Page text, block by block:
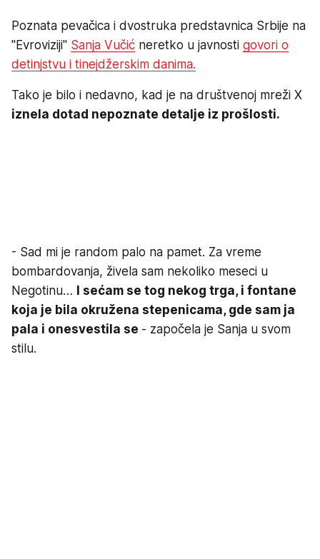
Poznata pevačica i dvostruka predstavnica Srbije na
"Evroviziji" Sanja Vučić neretko u javnosti govori o
detinjstvu i tinejdžerskim danima.
Tako je bilo i nedavno, kad je na društvenoj mreži X
iznela dotad nepoznate detalje iz prošlosti.
- Sad mi je random palo na pamet. Za vreme
bombardovanja, živela sam nekoliko meseci u
Negotinu…
I sećam se tog nekog trga, i fontane
koja je bila okružena stepenicama, gde sam ja
pala i onesvestila se - započela je Sanja u svom
stilu.